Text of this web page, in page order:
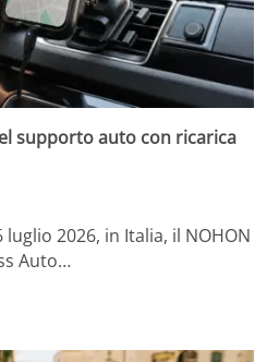
supporto auto con ricarica
2026, in Italia, il NOHON
Auto…